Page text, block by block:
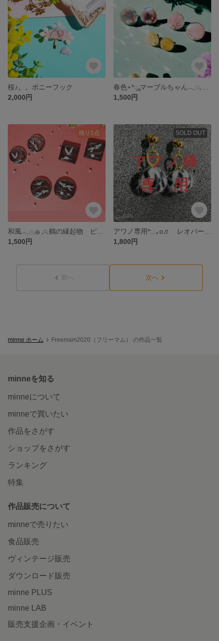
桜♪。。ポニーフック
2,000円
1,500円
残り1点
1,500円
SOLD OUT
1,800円
前へ 次へ
minne ホーム Freemam2020（フリーマム） の作品一覧
minneを知る
minneについて
minneで買いたい
作品をさがす
ショップをさがす
ランキング
特集
作品販売について
minneで売りたい
食品販売
ヴィンテージ販売
ダウンロード販売
minne PLUS
minne LAB
販売支援企画・イベント